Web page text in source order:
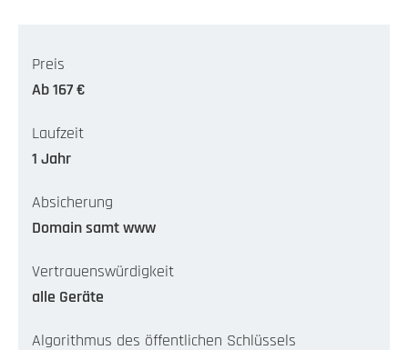
Preis
Ab 167 €
Laufzeit
1 Jahr
Absicherung
Domain samt www
Vertrauenswürdigkeit
alle Geräte
Algorithmus des öffentlichen Schlüssels